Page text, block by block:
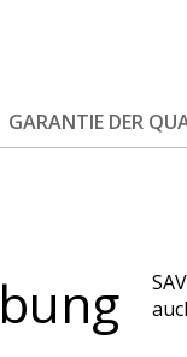
GARANTIE DER